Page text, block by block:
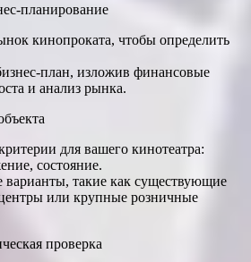
планирование
кинопроката, чтобы определить
план, изложив финансовые
и анализ рынка.
для вашего кинотеатра:
состояние.
варианты, такие как существующие
или крупные розничные
проверка